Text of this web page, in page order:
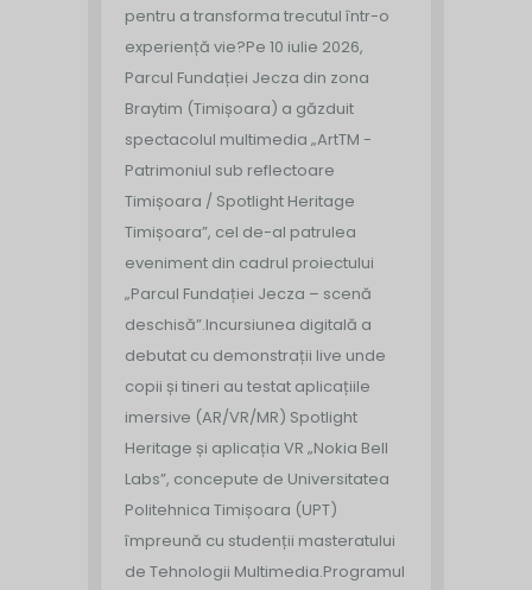
pentru a transforma trecutul într-o
experiență vie?Pe 10 iulie 2026,
Parcul Fundației Jecza din zona
Braytim (Timișoara) a găzduit
spectacolul multimedia „ArtTM -
Patrimoniul sub reflectoare
Timișoara / Spotlight Heritage
Timișoara”, cel de-al patrulea
eveniment din cadrul proiectului
„Parcul Fundației Jecza – scenă
deschisă”.Incursiunea digitală a
debutat cu demonstrații live unde
copii și tineri au testat aplicațiile
imersive (AR/VR/MR) Spotlight
Heritage și aplicația VR „Nokia Bell
Labs”, concepute de Universitatea
Politehnica Timișoara (UPT)
împreună cu studenții masteratului
de Tehnologii Multimedia.Programul